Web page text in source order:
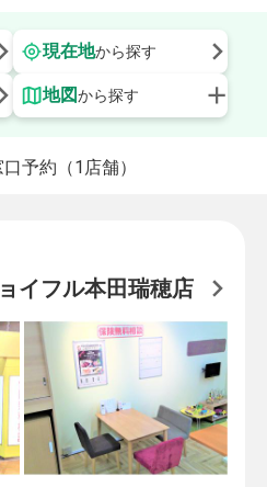
現在地から探す
地図から探す
予約（1店舗）
イフル本田瑞穂店